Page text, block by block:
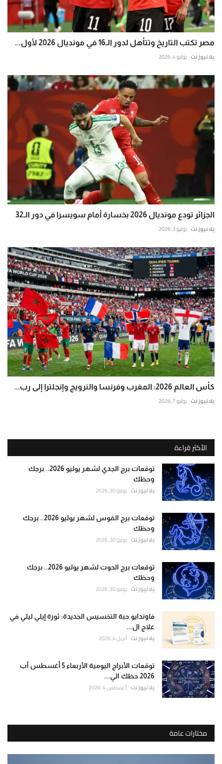
مصر تكتب التاريخ وتتأهل لدور الـ16 في مونديال 2026 لأول...
يلا نيوز نت يوليو 4, 2026
الجزائر تودع مونديال 2026 بخسارة أمام سويسرا في دور الـ32
يلا نيوز نت يوليو 3, 2026
كأس العالم 2026: المغرب وفرنسا والنرويج وإنجلترا إلى رب...
يلا نيوز نت يوليو 7, 2026
الأكثر قراءة
توقعات برج الجدي لشهر يوليو 2026.. برجك
وحظك
يلا نيوز نت يونيو 30, 2026
توقعات برج القوس لشهر يوليو 2026.. برجك
وحظك
يلا نيوز نت يونيو 30, 2026
توقعات برج الحوت لشهر يوليو 2026.. برجك
وحظك
يلا نيوز نت يونيو 30, 2026
فاوندايو حبة التخسيس الجديدة: ثورة إيلي ليلي في
علاج ال...
يلا نيوز نت أبريل 4, 2026
توقعات الأبراج اليومية الأربعاء 5 أغسطس آب
2026 حظك الي...
يلا نيوز نت أغسطس 4, 2026
مختارات عامة